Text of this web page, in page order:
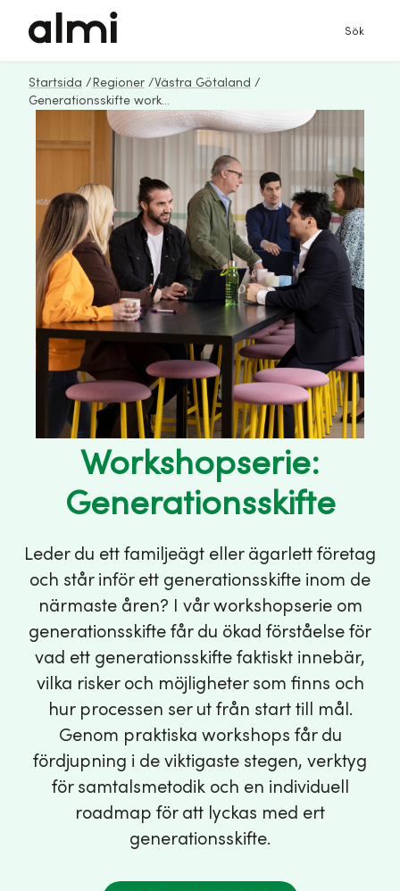
Sök
Startsida / Regioner /Västra Götaland /
Generationsskifte workshopserie
Workshopserie:
Generationsskifte
Leder du ett familjeägt eller ägarlett företag
och står inför ett generationsskifte inom de
närmaste åren? I vår workshopserie om
generationsskifte får du ökad förståelse för
vad ett generationsskifte faktiskt innebär,
vilka risker och möjligheter som finns och
hur processen ser ut från start till mål.
Genom praktiska workshops får du
fördjupning i de viktigaste stegen, verktyg
för samtalsmetodik och en individuell
roadmap för att lyckas med ert
generationsskifte.